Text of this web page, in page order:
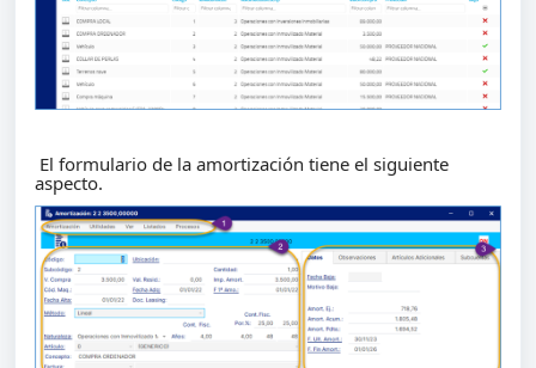
El formulario de la amortización tiene el siguiente
aspecto.